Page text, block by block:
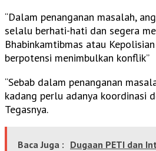
“Dalam penanganan masalah,
selalu berhati-hati dan segera
Bhabinkamtibmas atau
berpotensi menimbulkan konflik”
“Sebab dalam penanganan
kadang perlu adanya koordinasi
Tegasnya.
Baca Juga : Dugaan PETI dan